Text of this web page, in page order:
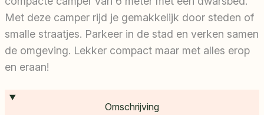
Met deze camper rijd je gemakkelijk door steden of
smalle straatjes. Parkeer in de stad en verken samen
de omgeving. Lekker compact maar met alles erop
en eraan!
Omschrijving